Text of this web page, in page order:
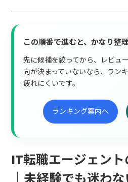
この順番で進むと、かなり整
先に候補を絞ってから、レビュ
向が決まっていないなら、ラン
疲れにくいです。
ランキング案内へ
IT転職エージェン